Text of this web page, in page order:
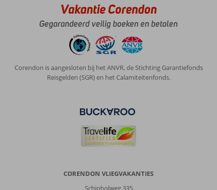
Vakantie Corendon
Gegarandeerd veilig boeken en betalen
Corendon is aangesloten bij het ANVR, de Stichting Garantiefonds
Reisgelden (SGR) en het Calamiteitenfonds.
CORENDON VLIEGVAKANTIES
Schipholweg 335